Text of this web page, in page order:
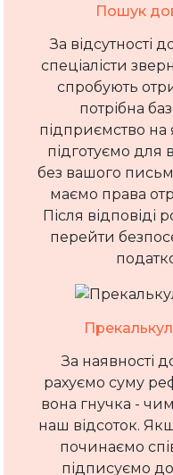
Пошук
За відсутності
спеціалісти
спробують
потрібна
підприємство
підготуємо для
без вашого
маємо права
Після
перейти
За наявності
рахуємо суму
вона гнучка -
наш відсоток.
починаємо
підписуємо